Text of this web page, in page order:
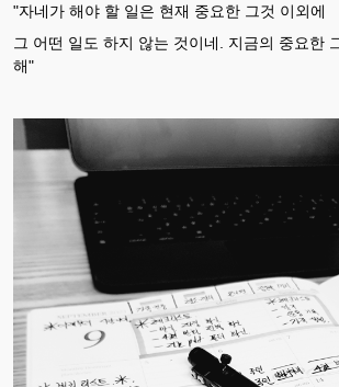
"자네가 해야 할 일은 현재 중요한 그것 이외에
그 어떤 일도 하지 않는 것이네. 지금의 중요한
해"